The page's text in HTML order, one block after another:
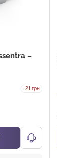
–
-21 грн